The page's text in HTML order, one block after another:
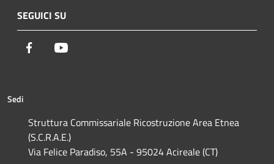
SEGUICI SU
Facebook
Sedi
Struttura Commissariale Ricostruzione Area Etnea
(S.C.R.A.E.)
Via Felice Paradiso, 55A - 95024 Acireale (CT)